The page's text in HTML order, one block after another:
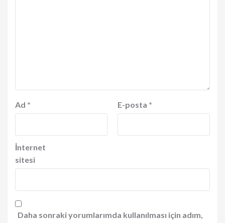
Ad * E-posta *
İnternet
sitesi
Daha sonraki yorumlarımda kullanılması için adım,